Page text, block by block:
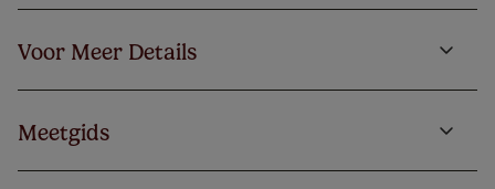
Voor Meer Details
Meetgids